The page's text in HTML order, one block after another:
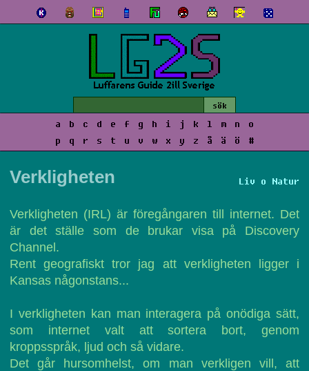
a b c d e f g h i j k l m n
o
p
q r s t u v w x y z å ä ö #
Liv o Natur
Verkligheten
Verkligheten (IRL) är föregångaren till internet. Det
är det ställe som de brukar visa på Discovery
Channel.
Rent geografiskt tror jag att verkligheten ligger i
Kansas någonstans...
I verkligheten kan man interagera på onödiga sätt,
som internet valt att sortera bort, genom
kroppsspråk, ljud och så vidare.
Det går hursomhelst, om man verkligen vill, att